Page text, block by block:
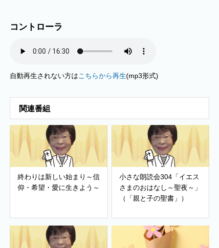
コントローラ
自動再生されない方はこちらから再生(mp3形式)
関連番組
終わりは新しい始まり～信
仰・希望・愛に生きよう～
小さな朗読会304「イエス
さまのおはなし～聖夜～」
（「親と子の聖書」）